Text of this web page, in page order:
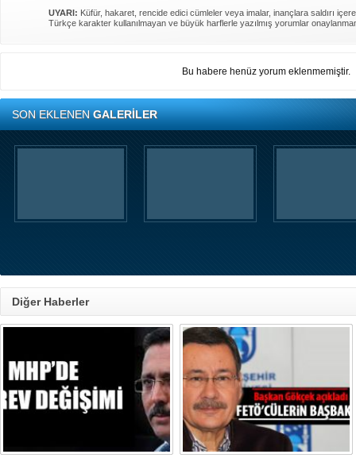
UYARI: Küfür, hakaret, rencide edici cümleler veya imalar, inançlara saldırı
Türkçe karakter kullanılmayan ve büyük harflerle yazılmış yorumlar
Bu habere henüz yorum eklenmemiştir.
SON EKLENENGALERİLER
Diğer Haberler